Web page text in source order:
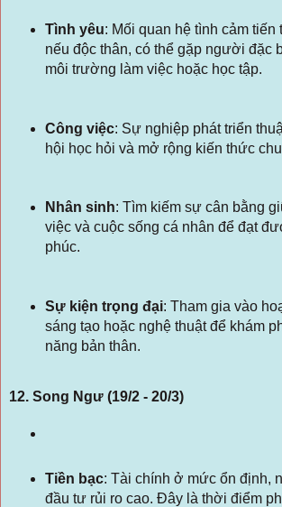
Tình yêu: Mối quan hệ tình cảm tiến
nếu độc thân, có thể gặp người đặc
môi trường làm việc hoặc học tập.
Công việc: Sự nghiệp phát triển
hội học hỏi và mở rộng kiến thức
Nhân sinh: Tìm kiếm sự cân bằng
việc và cuộc sống cá nhân để đạt
phúc.
Sự kiện trọng đại: Tham gia vào
sáng tạo hoặc nghệ thuật để khám
năng bản thân.
12. Song Ngư (19/2 - 20/3)
Tiền bạc: Tài chính ở mức ổn định,
đầu tư rủi ro cao. Đây là thời điểm